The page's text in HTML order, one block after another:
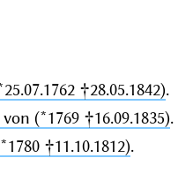
†28.05.1842).
(*1769 †16.09.1835).
†11.10.1812).